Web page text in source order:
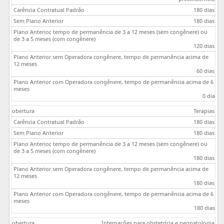
180 dias
180 dias
120 dias
60 dias
0 dia
Terapias
180 dias
180 dias
180 dias
180 dias
180 dias